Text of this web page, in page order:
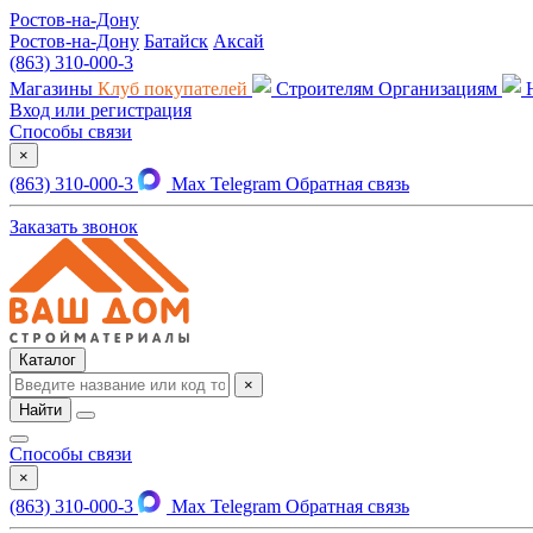
Ростов-на-Дону
Ростов-на-Дону Батайск Аксай
(863) 310-000-3
Магазины Клуб покупателей Строителям Организациям
Вход или регистрация
Способы связи
×
(863) 310-000-3 Max Telegram Обратная связь
Заказать звонок
Каталог
×
Найти
Способы связи
×
(863) 310-000-3 Max Telegram Обратная связь